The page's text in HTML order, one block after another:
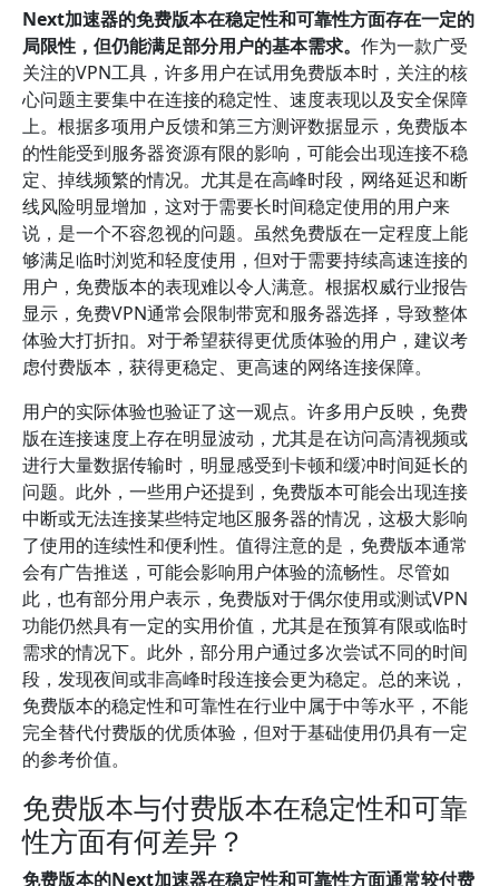
Next加速器的免费版本在稳定性和可靠性方面存在一定的
局限性，但仍能满足部分用户的基本需求。 作为一款广受
关注的VPN工具，许多用户在试用免费版本时，关注的核
心问题主要集中在连接的稳定性、速度表现以及安全保障
上。根据多项用户反馈和第三方测评数据显示，免费版本
的性能受到服务器资源有限的影响，可能会出现连接不稳
定、掉线频繁的情况。尤其是在高峰时段，网络延迟和断
线风险明显增加，这对于需要长时间稳定使用的用户来
说，是一个不容忽视的问题。虽然免费版在一定程度上能
够满足临时浏览和轻度使用，但对于需要持续高速连接的
用户，免费版本的表现难以令人满意。根据权威行业报告
显示，免费VPN通常会限制带宽和服务器选择，导致整体
体验大打折扣。对于希望获得更优质体验的用户，建议考
虑付费版本，获得更稳定、更高速的网络连接保障。
用户的实际体验也验证了这一观点。许多用户反映，免费
版在连接速度上存在明显波动，尤其是在访问高清视频或
进行大量数据传输时，明显感受到卡顿和缓冲时间延长的
问题。此外，一些用户还提到，免费版本可能会出现连接
中断或无法连接某些特定地区服务器的情况，这极大影响
了使用的连续性和便利性。值得注意的是，免费版本通常
会有广告推送，可能会影响用户体验的流畅性。尽管如
此，也有部分用户表示，免费版对于偶尔使用或测试VPN
功能仍然具有一定的实用价值，尤其是在预算有限或临时
需求的情况下。此外，部分用户通过多次尝试不同的时间
段，发现夜间或非高峰时段连接会更为稳定。总的来说，
免费版本的稳定性和可靠性在行业中属于中等水平，不能
完全替代付费版的优质体验，但对于基础使用仍具有一定
的参考价值。
免费版本与付费版本在稳定性和可靠
性方面有何差异？
免费版本的Next加速器在稳定性和可靠性方面通常较付费